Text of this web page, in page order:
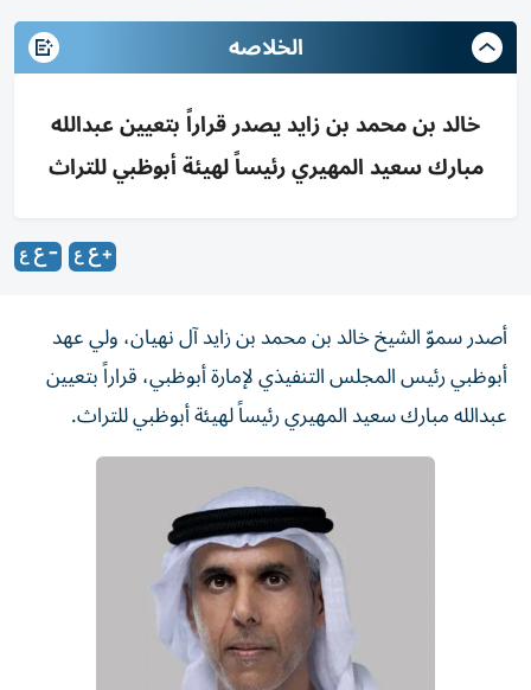
الخلاصه
خالد بن محمد بن زايد يصدر قراراً بتعيين عبدالله
مبارك سعيد المهيري رئيساً لهيئة أبوظبي للتراث
أصدر سموّ الشيخ خالد بن محمد بن زايد آل نهيان، ولي عهد
أبوظبي رئيس المجلس التنفيذي لإمارة أبوظبي، قراراً بتعيين
عبدالله مبارك سعيد المهيري رئيساً لهيئة أبوظبي للتراث.